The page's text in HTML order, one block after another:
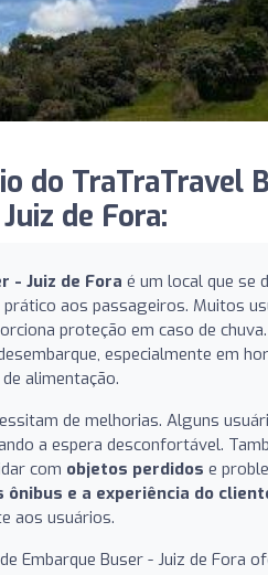
do TraTraTravel
de Fora:
- Juiz de Fora é um local que se
aos passageiros. Muitos
proteção em caso de
especialmente em
alimentação.
de melhorias. Alguns
a espera desconfortável.
com objetos perdidos e
ônibus e a experiência do
aos usuários.
Embarque Buser - Juiz de Fora